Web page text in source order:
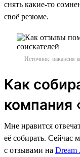
снять какие-то
своё резюме.
Источник: вакансия
Как
компания
Мне нравится
её собирать. Сейчас
с отзывами на Dream